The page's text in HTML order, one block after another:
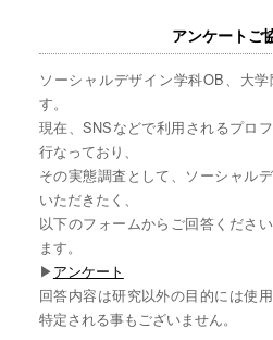
アンケートご
ソーシャルデザイン学科OB、大
す。
現在、SNSなどで利用されるプロ
行なっており、
その実態調査として、ソーシャル
いただきたく、
以下のフォームからご回答くださ
ます。
▶︎アンケート
回答内容は研究以外の目的には使
特定される事もございません。